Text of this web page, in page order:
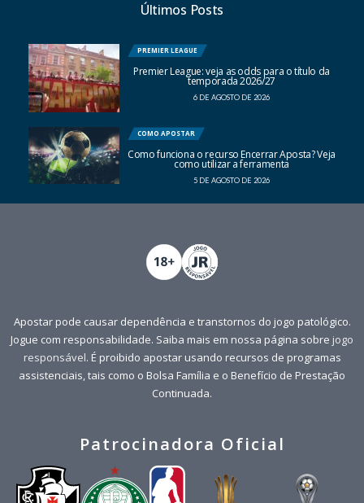
Últimos Posts
PREMIER LEAGUE
Premier League: veja as odds para o título da
temporada 2026/27
6 DE AGOSTO DE 2026
COMO APOSTAR
Como funciona o recurso Encerrar Aposta? Veja
como utilizar a ferramenta
5 DE AGOSTO DE 2026
Apostar pode causar dependência e transtornos do jogo patológico.
Jogue com responsabilidade. Saiba mais em nossa página sobre jogo
responsável. É proibido apostar usando recursos de programas
assistenciais, tais como o Bolsa Família e o Benefício de Prestação
Continuada.
Patrocinadora Oficial